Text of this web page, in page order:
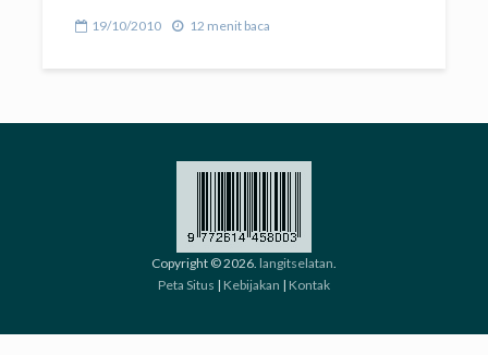
19/10/2010 12 menit baca
Copyright © 2026. langitselatan.
Peta Situs | Kebijakan | Kontak